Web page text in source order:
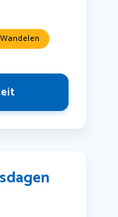
Wandelen